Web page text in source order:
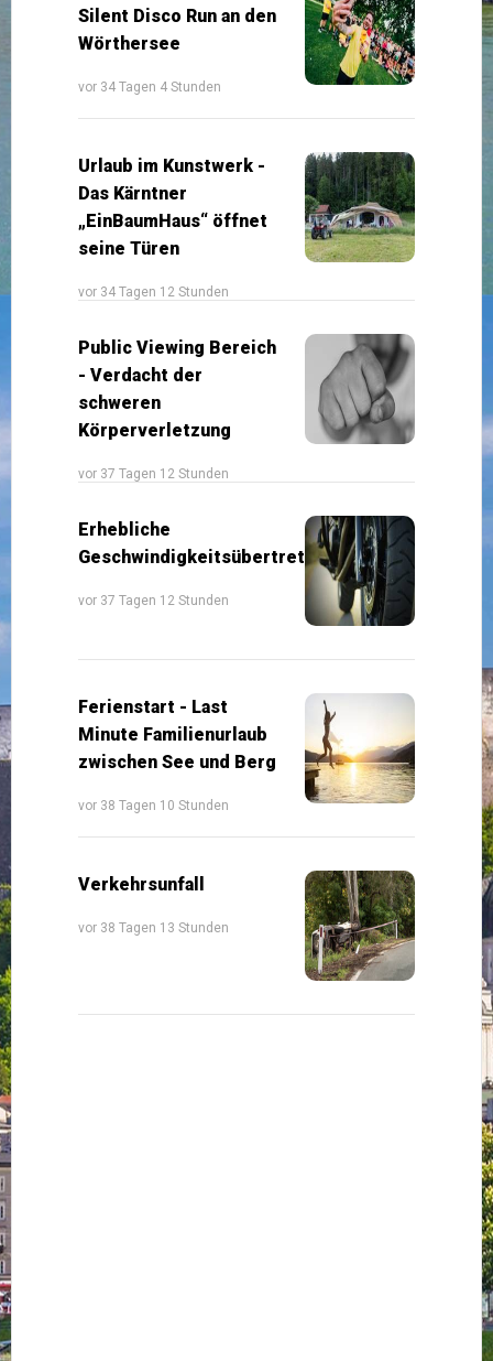
Silent Disco Run an den
Wörthersee
vor 34 Tagen 4 Stunden
Urlaub im Kunstwerk -
Das Kärntner
„EinBaumHaus“ öffnet
seine Türen
vor 34 Tagen 12 Stunden
Public Viewing Bereich
- Verdacht der
schweren
Körperverletzung
vor 37 Tagen 12 Stunden
Erhebliche
Geschwindigkeitsübertretung
vor 37 Tagen 12 Stunden
Ferienstart - Last
Minute Familienurlaub
zwischen See und Berg
vor 38 Tagen 10 Stunden
Verkehrsunfall
vor 38 Tagen 13 Stunden